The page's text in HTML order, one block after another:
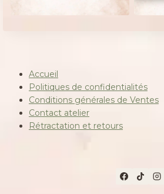
Accueil
Politiques de confidentialités
Conditions générales de Ventes
Contact atelier
Rétractation et retours